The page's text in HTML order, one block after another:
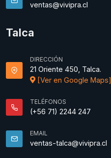
ventas@vivipra.cl
Talca
DIRECCIÓN
21 Oriente 450, Talca.
[Ver en Google Maps]
TELÉFONOS
(+56 71) 2244 247
EMAIL
ventas-talca@vivipra.cl